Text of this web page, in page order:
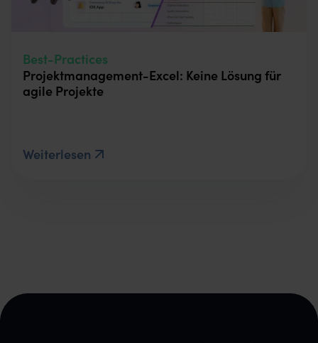
Best-Practices
Projektmanagement-Excel: Keine Lösung für
agile Projekte
Weiterlesen